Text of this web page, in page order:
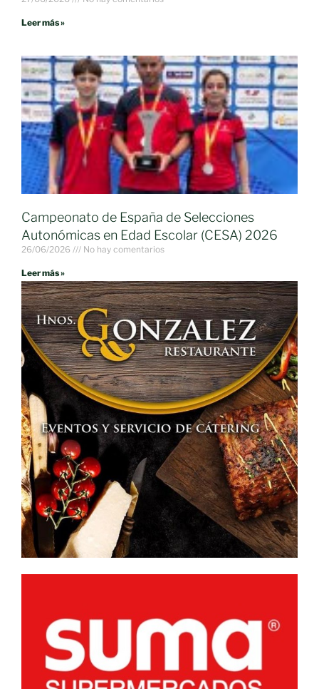
Leer más »
Campeonato de España de Selecciones
Autonómicas en Edad Escolar (CESA) 2026
26/06/2026 No hay comentarios
Leer más »